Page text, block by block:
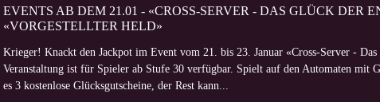
EVENTS AB DEM 21.01 - «CROSS-SERVER - DAS GLÜCK DER
«VORGESTELLTER HELD»
Krieger! Knackt den Jackpot im Event vom 21. bis 23. Januar «Cross-Server -
Veranstaltung ist für Spieler ab Stufe 30 verfügbar. Spielt auf den Automaten mit
es 3 kostenlose Glücksgutscheine, der Rest kann...